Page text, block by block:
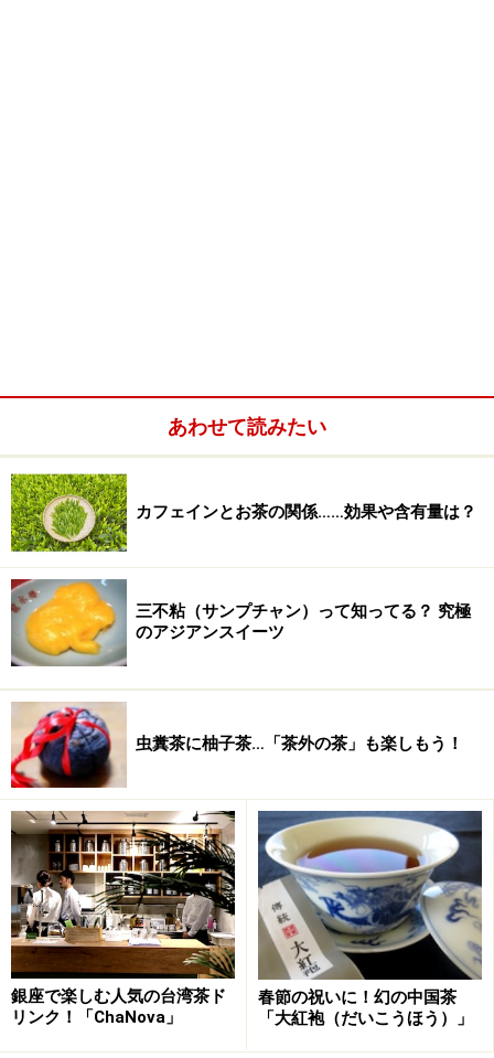
あわせて読みたい
カフェインとお茶の関係……効果や含有量は？
三不粘（サンプチャン）って知ってる？ 究極
のアジアンスイーツ
虫糞茶に柚子茶…「茶外の茶」も楽しもう！
銀座で楽しむ人気の台湾茶ド
リンク！「ChaNova」
春節の祝いに！幻の中国茶
「大紅袍（だいこうほう）」